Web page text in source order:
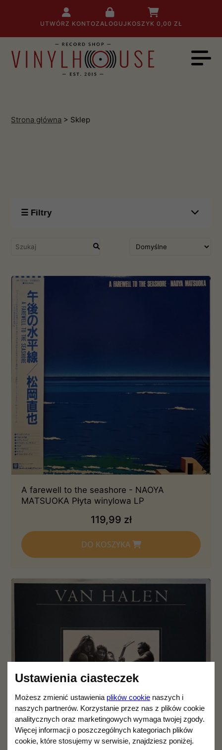
UTWÓRZ KONTOZALOGUJ KOSZYK 0,00 ZŁ
Strona główna > Sklep
☰ Filtry
A farewell to the seashore - NAOYA
MATSUOKA Płyta winylowa LP
119,99 zł
DO KOSZYKA
Ustawienia ciasteczek
Możesz zmienić ustawienia plików cookie naszych i
naszych partnerów. Korzystanie przez nas z plików cookie
analitycznych oraz marketingowych wymaga twojej zgody.
Więcej informacji o poszczególnych kategoriach plików
cookie, które stosujemy w serwisie, znajdziesz poniżej.